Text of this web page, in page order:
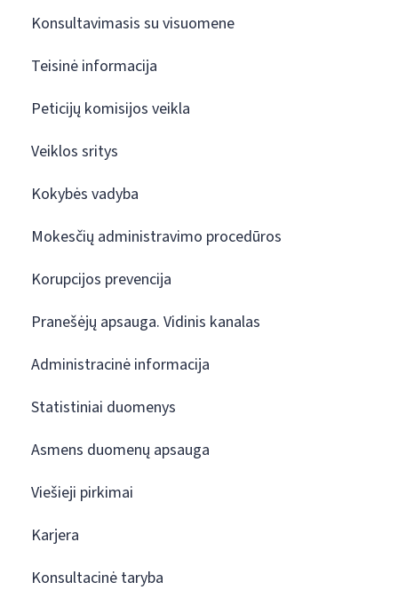
Konsultavimasis su visuomene
Teisinė informacija
Peticijų komisijos veikla
Veiklos sritys
Kokybės vadyba
Mokesčių administravimo procedūros
Korupcijos prevencija
Pranešėjų apsauga. Vidinis kanalas
Administracinė informacija
Statistiniai duomenys
Asmens duomenų apsauga
Viešieji pirkimai
Karjera
Konsultacinė taryba